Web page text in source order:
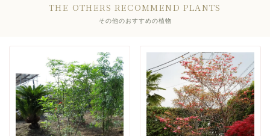
THE OTHERS RECOMMEND PLANTS
その他のおすすめの植物